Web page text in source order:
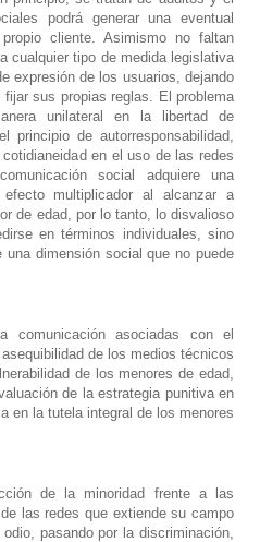
podrá generar una eventual
cliente. Asimismo no faltan
cualquier tipo de medida legislativa
expresión de los usuarios, dejando
sus propias reglas. El problema
unilateral en la libertad de
principio de autorresponsabilidad,
en el uso de las redes
social adquiere una
multiplicador al alcanzar a
de edad, por lo tanto, lo disvalioso
en términos individuales, sino
una dimensión social que no puede
comunicación asociadas con el
de los medios técnicos
de los menores de edad,
de la estrategia punitiva en
en la tutela integral de los menores
de la minoridad frente a las
las redes que extiende su campo
pasando por la discriminación,